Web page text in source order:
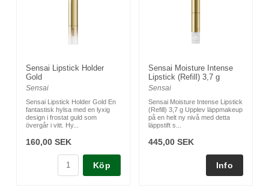
Sensai Lipstick Holder
Gold
Sensai
Sensai Lipstick Holder Gold En
fantastisk hylsa med en lyxig
design i frostat guld som
övergår i vitt. Hy...
160,00 SEK
Köp
Sensai Moisture Intense
Lipstick (Refill) 3,7 g
Sensai
Sensai Moisture Intense Lipstick
(Refill) 3,7 g Upplev läppmakeup
på en helt ny nivå med detta
läppstift s...
445,00 SEK